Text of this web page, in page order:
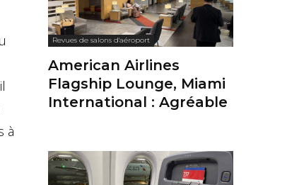
à
Revues de salons d'aéroport
American Airlines
Flagship Lounge, Miami
International : Agréable